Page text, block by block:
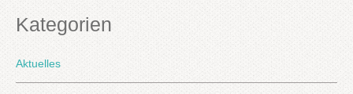
Kategorien
Aktuelles